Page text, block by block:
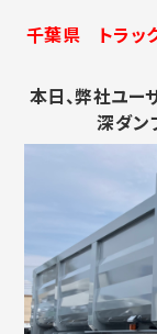
千葉県 トラッ
本日、弊社ユー
深ダン